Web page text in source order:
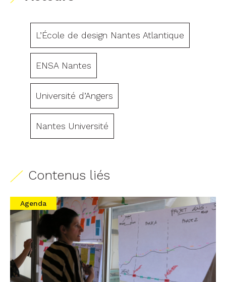
L’École de design Nantes Atlantique
ENSA Nantes
Université d’Angers
Nantes Université
Contenus liés
Agenda